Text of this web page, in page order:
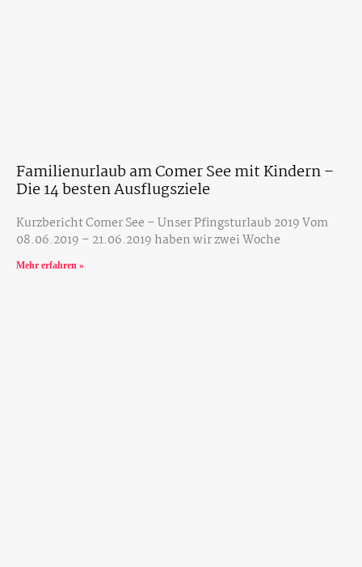
Familienurlaub am Comer See mit Kindern –
Die 14 besten Ausflugsziele
Kurzbericht Comer See – Unser Pfingsturlaub 2019 Vom
08.06.2019 – 21.06.2019 haben wir zwei Woche
Mehr erfahren »